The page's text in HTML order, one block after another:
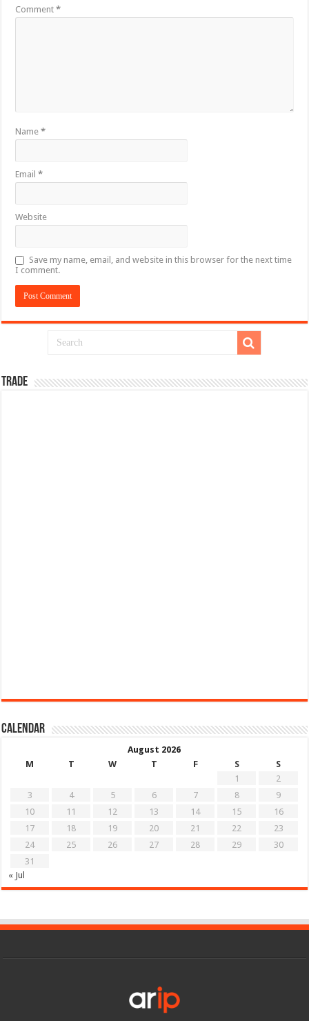
Comment*
Name*
Email*
Website
Save my name, email, and website in this browser for the next time
I comment.
TRADE
Calendar
August 2026
M
T W T F S
S
1
2
3
4 5 6 7 8
9
10
11 12 13 14 15
16
17
18 19 20 21 22
23
24
25 26 27 28 29
30
31
« Jul